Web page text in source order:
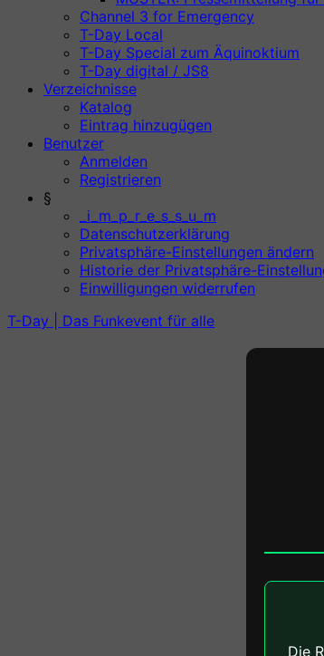
Channel 3 for Emergency
T-Day Local
T-Day Special zum Äquinoktium
T-Day digital / JS8
Verzeichnisse
Katalog
Eintrag hinzugügen
Benutzer
Anmelden
Registrieren
§
_i_m_p_r_e_s_s_u_m
Datenschutzerklärung
Privatsphäre-Einstellungen ändern
Historie der Privatsphäre-
Einwilligungen widerrufen
T-Day | Das Funkevent für alle
Die